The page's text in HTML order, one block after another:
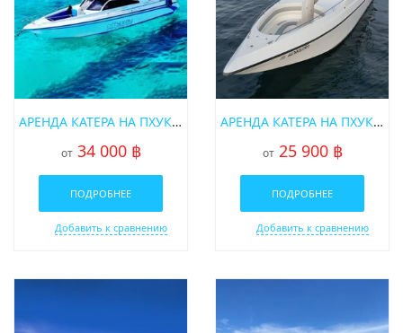
* Цены на пик сезона (15 декабря — 20 января) уточняйте у
менеджера
АРЕНДА КАТЕРА НА ПХУКЕТЕ OFFSPRAY
от 34 000 ฿
ПОДРОБНЕЕ
Добавить к сравнению
АРЕНДА КАТЕРА НА ПХУКЕТЕ «GAMBIT»
от 25 900 ฿
ПОДРОБНЕЕ
Добавить к сравнению